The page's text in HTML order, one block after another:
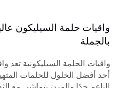
واقيات حلمة السيليكون
بالجملة
أحد أفضل الحلول للحلمات